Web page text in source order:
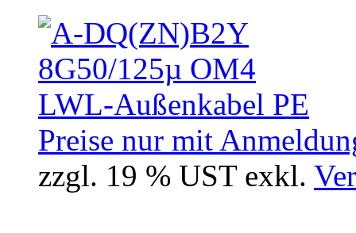
Preise nur mit
zzgl. 19 % UST exkl.